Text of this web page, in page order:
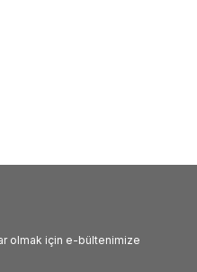
olmak için e-bültenimize